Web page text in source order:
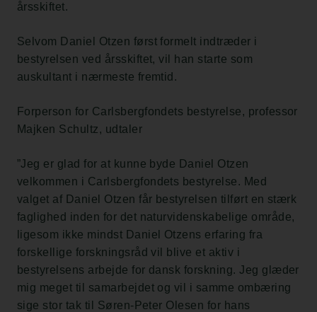
årsskiftet.
Selvom Daniel Otzen først formelt indtræder i
bestyrelsen ved årsskiftet, vil han starte som
auskultant i nærmeste fremtid.
Forperson for Carlsbergfondets bestyrelse, professor
Majken Schultz, udtaler
”Jeg er glad for at kunne byde Daniel Otzen
velkommen i Carlsbergfondets bestyrelse. Med
valget af Daniel Otzen får bestyrelsen tilført en stærk
faglighed inden for det naturvidenskabelige område,
ligesom ikke mindst Daniel Otzens erfaring fra
forskellige forskningsråd vil blive et aktiv i
bestyrelsens arbejde for dansk forskning. Jeg glæder
mig meget til samarbejdet og vil i samme ombæring
sige stor tak til Søren-Peter Olesen for hans